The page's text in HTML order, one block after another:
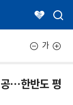
가
…한반도 평